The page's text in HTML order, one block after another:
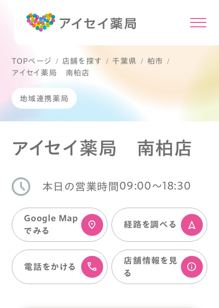
TOPページ 店舗を探す 千葉県
柏市
アイセイ薬局 南柏店
地域連携薬局
アイセイ薬局 南柏店
本日の営業時間 09:00〜18:30
Google Map
でみる
経路を調べる
電話をかける
店舗情報を⾒
る